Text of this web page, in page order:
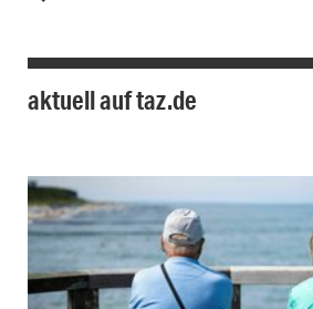
aktuell auf taz.de